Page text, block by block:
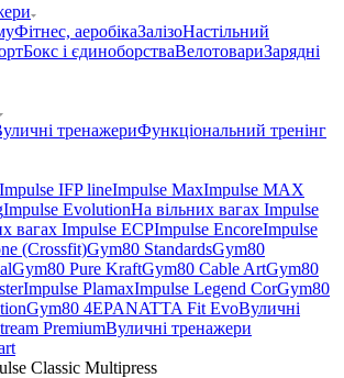
Фітнес, аеробікаЗалізоНастільний
Бокс і єдиноборстваВелотовариЗарядні
тренажериФункціональний тренінг
Impulse IFP lineImpulse MaxImpulse MAX
Impulse EvolutionНа вільних вагах Impulse
вагах Impulse ECPImpulse EncoreImpulse
(Crossfit)Gym80 StandardsGym80
Gym80 Pure KraftGym80 Cable ArtGym80
Impulse PlamaxImpulse Legend CorGym80
Gym80 4EPANATTA Fit EvoВуличні
PremiumВуличні тренажери
Classic Multipress